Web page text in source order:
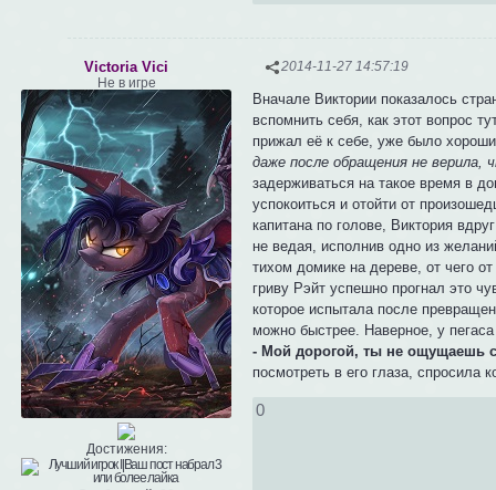
2014-11-27 14:57:19
Victoria Vici
Не в игре
Достижения:
Вначале Виктории показалось
вспомнить себя, как этот вопрос
прижал её к себе, уже было
даже после обращения не верила,
задерживаться на такое время в
успокоиться и отойти от
капитана по голове, Виктория
не ведая, исполнив одно из
тихом домике на дереве, от чего
гриву Рэйт успешно прогнал это
которое испытала после
можно быстрее. Наверное, у
- Мой дорогой, ты не ощущаешь
посмотреть в его глаза, спросила
0